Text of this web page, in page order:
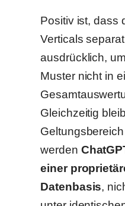
Positiv ist, dass
Verticals
ausdrücklich,
Muster nicht in
Gleichzeitig
werden
einer
Datenbasis,